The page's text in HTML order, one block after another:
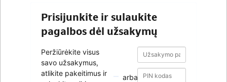
Prisijunkite ir sulaukite
pagalbos dėl užsakymų
Peržiūrėkite visus
savo užsakymus,
atlikite pakeitimus ir
arba
Užsakymo
patvirtinimo
numeris
Užsakymo
patvirtinimo
numeris